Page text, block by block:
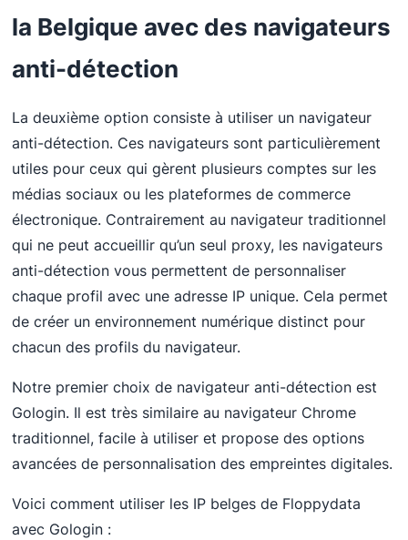
la Belgique avec des navigateurs
anti-détection
La deuxième option consiste à utiliser un navigateur
anti-détection. Ces navigateurs sont particulièrement
utiles pour ceux qui gèrent plusieurs comptes sur les
médias sociaux ou les plateformes de commerce
électronique. Contrairement au navigateur traditionnel
qui ne peut accueillir qu’un seul proxy, les navigateurs
anti-détection vous permettent de personnaliser
chaque profil avec une adresse IP unique. Cela permet
de créer un environnement numérique distinct pour
chacun des profils du navigateur.
Notre premier choix de navigateur anti-détection est
Gologin. Il est très similaire au navigateur Chrome
traditionnel, facile à utiliser et propose des options
avancées de personnalisation des empreintes digitales.
Voici comment utiliser les IP belges de Floppydata
avec Gologin :